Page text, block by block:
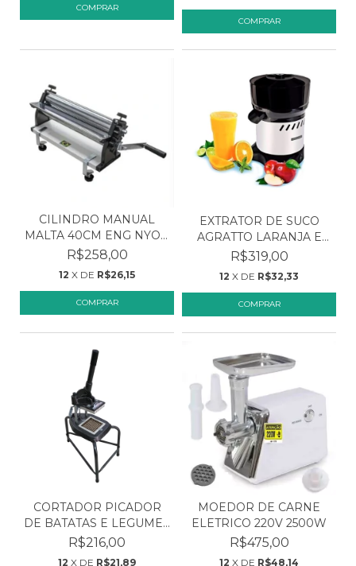
CILINDRO MANUAL
MALTA 40CM ENG NYON
C/ P...
R$258,00
12 X DE R$26,15
EXTRATOR DE SUCO
AGRATTO LARANJA E
LIMÃO...
R$319,00
12 X DE R$32,33
CORTADOR PICADOR
DE BATATAS E LEGUMES
MÉ...
R$216,00
12 X DE R$21,89
MOEDOR DE CARNE
ELETRICO 220V 2500W
R$475,00
12 X DE R$48,14